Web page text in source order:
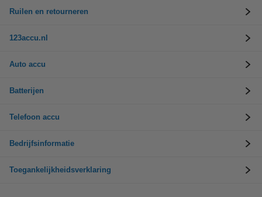
Ruilen en retourneren
123accu.nl
Auto accu
Batterijen
Telefoon accu
Bedrijfsinformatie
Toegankelijkheidsverklaring